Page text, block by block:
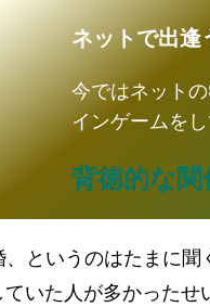
ネットで出逢
今ではネット
インゲームを
背徳的な関
というのはたまに聞
いた人が多かった